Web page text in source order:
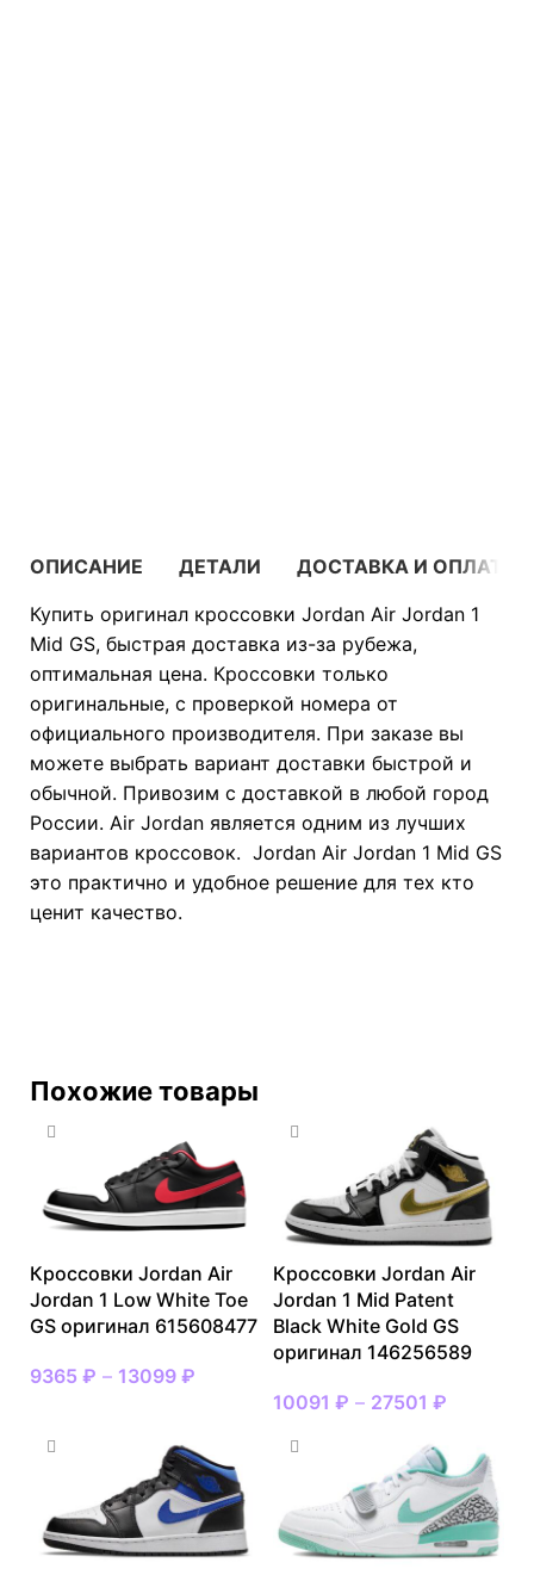
ОПИСАНИЕ ДЕТАЛИ
ДОСТАВКА И ОПЛАТА
Купить оригинал кроссовки Jordan Air Jordan 1
Mid GS, быстрая доставка из-за рубежа,
оптимальная цена. Кроссовки только
оригинальные, с проверкой номера от
официального производителя. При заказе вы
можете выбрать вариант доставки быстрой и
обычной. Привозим с доставкой в любой город
России. Air Jordan является одним из лучших
вариантов кроссовок. Jordan Air Jordan 1 Mid GS
это практично и удобное решение для тех кто
ценит качество.
Похожие товары
Кроссовки Jordan Air
Jordan 1 Low White Toe
GS оригинал 615608477
9365 ₽ – 13099 ₽
Кроссовки Jordan Air
Jordan 1 Mid Patent
Black White Gold GS
оригинал 146256589
10091 ₽ – 27501 ₽